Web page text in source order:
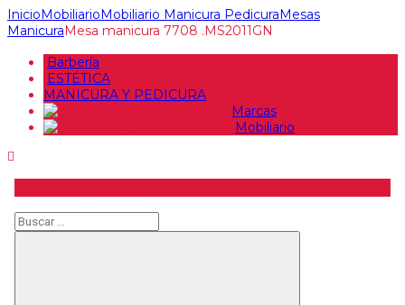
InicioMobiliarioMobiliario Manicura PedicuraMesas
ManicuraMesa manicura 7708 .MS2011GN
Barbería
ESTÉTICA
MANICURA Y PEDICURA
Marcas
Mobiliario
Buscar